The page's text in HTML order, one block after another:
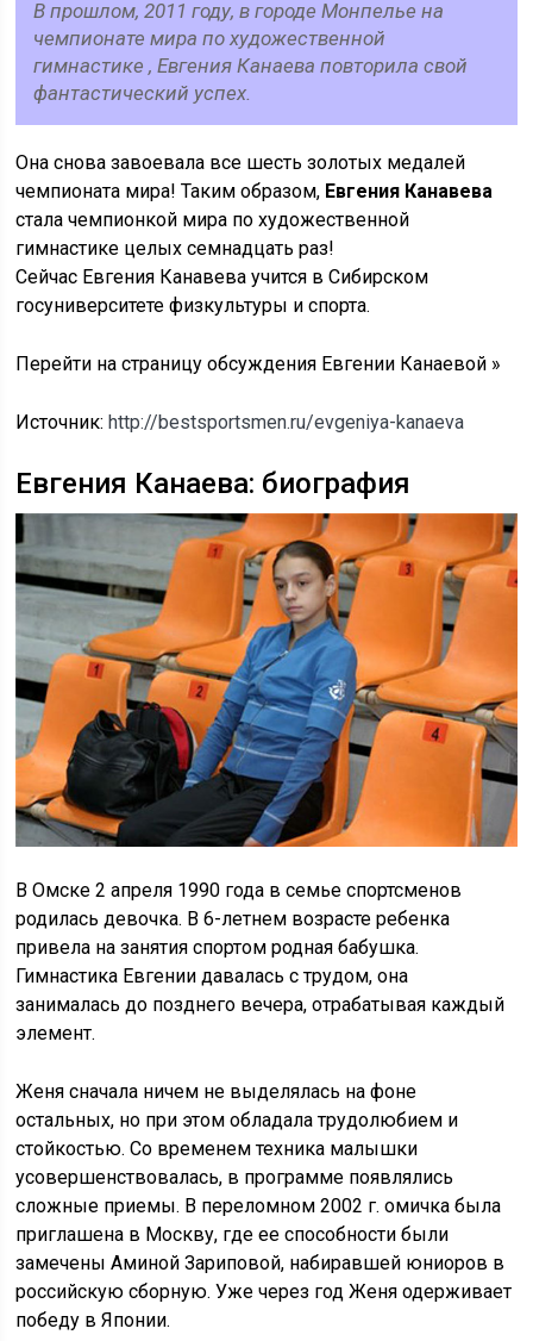
В прошлом, 2011 году, в городе Монпелье на
чемпионате мира по художественной
гимнастике , Евгения Канаева повторила свой
фантастический успех.
Она снова завоевала все шесть золотых медалей
чемпионата мира! Таким образом, Евгения Канавева
стала чемпионкой мира по художественной
гимнастике целых семнадцать раз!
Сейчас Евгения Канавева учится в Сибирском
госуниверситете физкультуры и спорта.
Перейти на страницу обсуждения Евгении Канаевой »
Источник:http://bestsportsmen.ru/evgeniya-kanaeva
Евгения Канаева: биография
В Омске 2 апреля 1990 года в семье спортсменов
родилась девочка. В 6-летнем возрасте ребенка
привела на занятия спортом родная бабушка.
Гимнастика Евгении давалась с трудом, она
занималась до позднего вечера, отрабатывая каждый
элемент.
Женя сначала ничем не выделялась на фоне
остальных, но при этом обладала трудолюбием и
стойкостью. Со временем техника малышки
усовершенствовалась, в программе появлялись
сложные приемы. В переломном 2002 г. омичка была
приглашена в Москву, где ее способности были
замечены Аминой Зариповой, набиравшей юниоров в
российскую сборную. Уже через год Женя одерживает
победу в Японии.